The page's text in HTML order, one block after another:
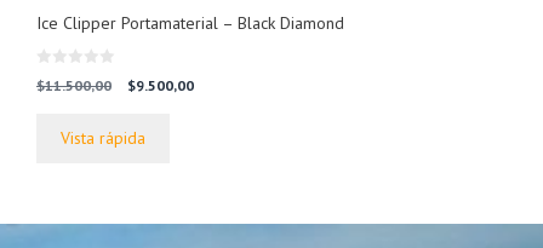
Ice Clipper Portamaterial – Black Diamond
0
d
$11.500,00
El
original
era:
$9.500,00El
Vista rápida